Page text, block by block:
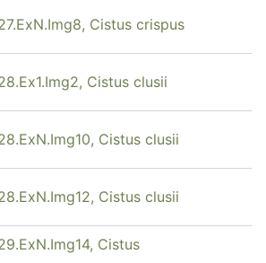
Cistus crispus
Cistus clusii
Cistus clusii
Cistus clusii
Cistus